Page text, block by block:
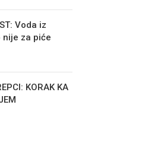
Voda iz
nije za piće
KORAK KA